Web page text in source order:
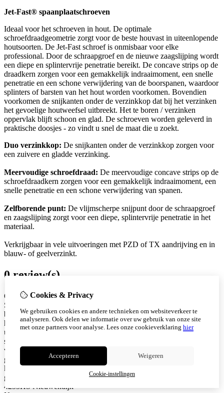
Jet-Fast® spaanplaatschroeven
Ideaal voor het schroeven in hout. De optimale
schroefdraadgeometrie zorgt voor de beste houvast in uiteenlopende
houtsoorten. De Jet-Fast schroef is onmisbaar voor elke
professional. Door de schraapgroef en de nieuwe zaagslijping wordt
een diepe en splintervrije penetratie bereikt. De concave strips op de
draadkern zorgen voor een gemakkelijk indraaimoment, een snelle
penetratie en een schone verwijdering van de boorspanen, waardoor
splinters of barsten van het hout worden voorkomen. Bovendien
voorkomen de snijkanten onder de verzinkkop dat bij het verzinken
het gevoelige houtweefsel uitbreekt. Het te boren / verzinken
oppervlak blijft schoon en glad. De schroeven worden geleverd in
praktische doosjes - zo vindt u snel de maat die u zoekt.
Duo verzinkkop: De snijkanten onder de verzinkkop zorgen voor
een zuivere en gladde verzinking.
Meervoudige schroefdraad: De meervoudige concave strips op de
schroefdraadkern zorgen voor een gemakkelijk indraaimoment, een
snelle penetratie en een schone verwijdering van spanen.
Zelfborende punt: De vlijmscherpe snijpunt door de schraapgroef
en zaagslijping zorgt voor een diepe, splintervrije penetratie in het
materiaal.
Verkrijgbaar in vele uitvoeringen met PZD of TX aandrijving en in
blauw- of geelverzinkt.
0 review(s)
Over Schroefwebshop.nl
Schroefwebshop.nl is jouw online specialist in (rvs) schroeven en
bevestigingsmaterialen. Wij leveren hoogwaardige producten voor
hout en bouwconstructies, met snelle levering, scherpe prijzen en
uitstekende service. Ons assortiment bestaat onder andere uit (rvs)
spaanplaatschroeven, vlonderschroeven, (rvs) tellerkopschroeven
voor hout, beton en gevel. Alle producten zijn zorgvuldig
geselecteerd en geschikt voor professioneel gebruik. Bij ons staat
kwaliteit en klanttevredenheid centraal. Snel geleverd. Eerlijk
geprijsd. Betrouwbaar bevestigd. KVK: 94053340 Snijderstraat 2a
4255HS Nieuwendijk
Cookies & Privacy
We gebruiken cookies en andere technieken om websiteverkeer te
analyseren. Ook delen we informatie over uw gebruik van onze site
met onze partners voor analyse. Lees onze cookieverklaring hier
Accepteren Weigeren
Cookie-instellingen